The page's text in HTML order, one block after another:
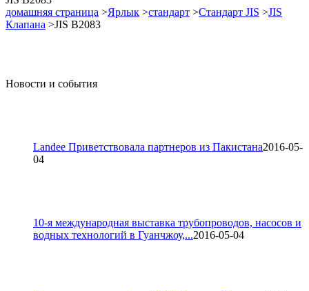
домашняя страница >Ярлык >стандарт >Стандарт JIS >JIS
Клапана >JIS B2083
Новости и события
Landee Приветствовала партнеров из Пакистана2016-05-
04
10-я международная выставка трубопроводов, насосов и
водных технологий в Гуанчжоу,...2016-05-04